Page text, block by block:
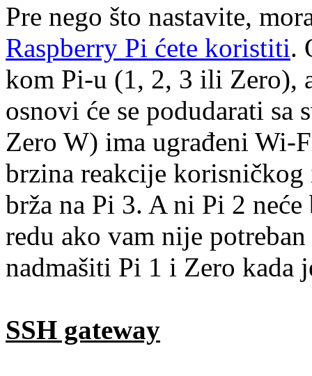
Pre nego što nastavite,
Raspberry Pi ćete koristiti.
kom Pi-u (1, 2, 3 ili Zero),
osnovi će se podudarati
Zero W) ima ugrađeni Wi-
brzina reakcije
brža na Pi 3. A ni Pi 2
redu ako vam nije
nadmašiti Pi 1 i Zero kada
SSH gateway